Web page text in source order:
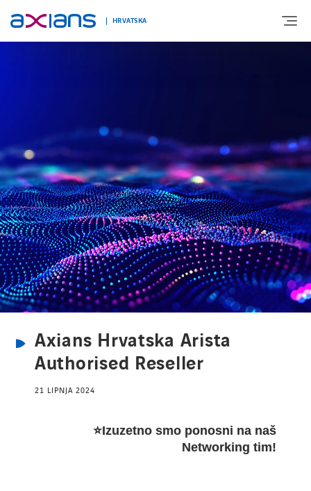
HRVATSKA
EKSPERTIZA
NOVOSTI
KARIJERE
KONTAKT
COOKIES
Axians Hrvatska Arista
Authorised Reseller
21 LIPNJA 2024
⭐Izuzetno smo ponosni na naš
Networking tim!